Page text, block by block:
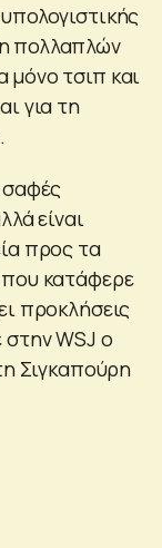
πολλαπλών
τσιπ και
για τη
σαφές
είναι
προς τα
κατάφερε
προκλήσεις
WSJ ο
Σιγκαπούρη